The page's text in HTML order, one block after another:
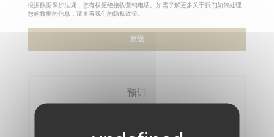
根据数据保护法规，您有权拒绝接收营销电话。如需了解更多关于我们如何处理
您的数据的信息，请查看我们的隐私政策
预订